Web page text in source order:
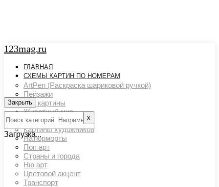
123mag.ru
ГЛАВНАЯ
СХЕМЫ КАРТИН ПО НОМЕРАМ
ArtPen (Раскраска шариковой ручкой)
Пейзажи
Арт картины
Животный мир
Люди
Картины художников
Натюрморты
Поп арт
Страны и города
Ню арт
Цветовой акцент
Транспорт
Закрыть
х
Загрузка...